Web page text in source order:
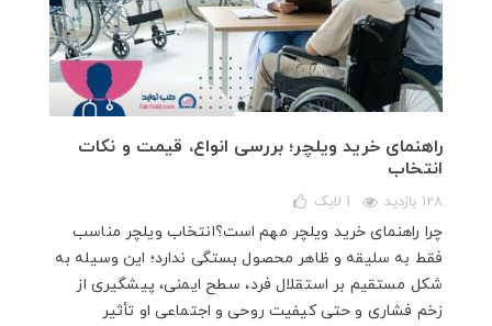
راهنمای خرید ویلچر؛ بررسی انواع، قیمت و نکات
انتخاب
128 بازدید 1 لایک
چرا راهنمای خرید ویلچر مهم است؟انتخاب ویلچر مناسب
فقط به سلیقه و ظاهر محصول بستگی ندارد؛ این وسیله به
شکل مستقیم بر استقلال فرد، سطح ایمنی، پیشگیری از
زخم فشاری و حتی کیفیت روحی و اجتماعی او تأثیر